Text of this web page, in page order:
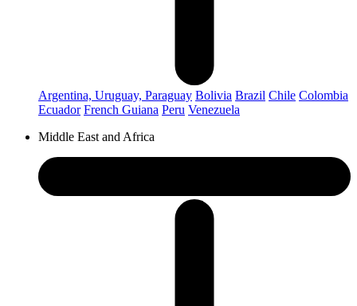
Argentina, Uruguay, Paraguay Bolivia Brazil Chile Colombia
Ecuador French Guiana Peru Venezuela
Middle East and Africa